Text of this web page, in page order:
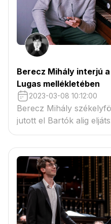
Berecz Mihály interjú
Lugas mellékletében
2023-03-08 10:12:00
Berecz Mihály
jutott el Bartók alig